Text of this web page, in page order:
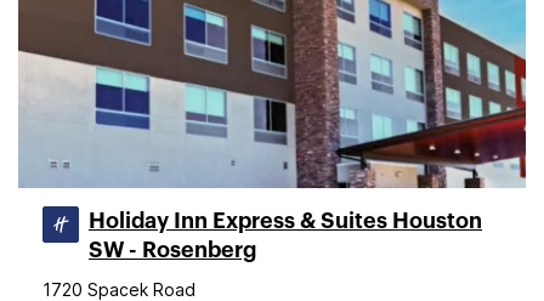
Holiday Inn Express & Suites Houston
SW - Rosenberg
1720 Spacek Road